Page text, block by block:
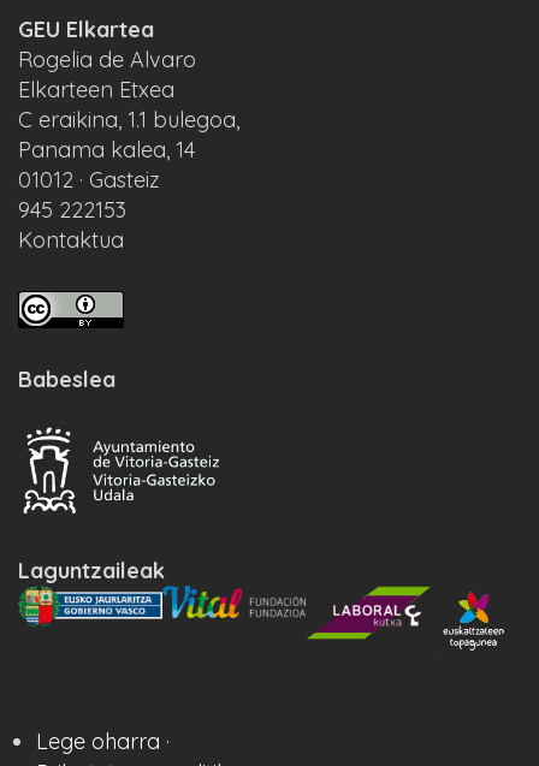
GEU Elkartea
Rogelia de Alvaro
Elkarteen Etxea
C eraikina, 1.1 bulegoa,
Panama kalea, 14
01012 · Gasteiz
945 222153
Kontaktua
Babeslea
Laguntzaileak
Lege oharra ·